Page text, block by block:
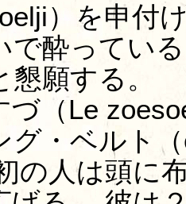
）を申付
で酔ってい
願する。
Le zoesoe
グ・ベルト
の人は頭に